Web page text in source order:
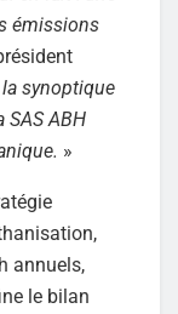
émissions
la synoptique
ABH
»
annuels,
le bilan